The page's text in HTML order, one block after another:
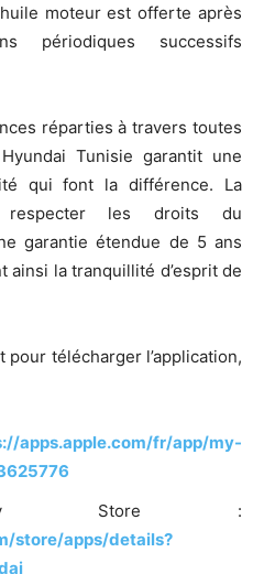
moteur est offerte après
périodiques successifs
réparties à travers toutes
Tunisie garantit une
qui font la différence. La
respecter les droits du
garantie étendue de 5 ans
ainsi la tranquillité d’esprit de
pour télécharger l’application,
apps.apple.com/fr/app/my-
Store :
store/apps/details?